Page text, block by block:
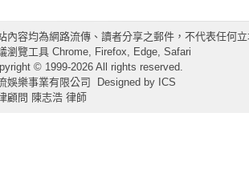
內容均為網路流傳、讀者分享之郵件，不代表任何
瀏覽工具 Chrome, Firefox, Edge, Safari
© 1999-2026 All rights reserved.
娛樂事業有限公司
Designed by ICS
顧問 陳志浩 律師